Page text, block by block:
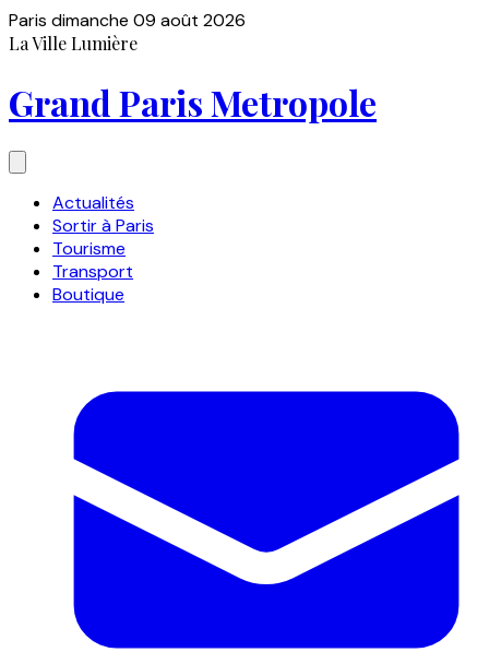
Paris dimanche 09 août 2026
La Ville Lumière
Grand Paris Metropole
Actualités
Sortir à Paris
Tourisme
Transport
Boutique